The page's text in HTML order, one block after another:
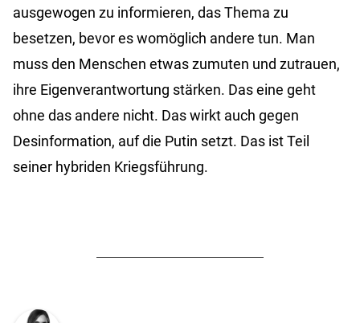
ausgewogen zu informieren, das Thema zu
besetzen, bevor es womöglich andere tun. Man
muss den Menschen etwas zumuten und zutrauen,
ihre Eigenverantwortung stärken. Das eine geht
ohne das andere nicht. Das wirkt auch gegen
Desinformation, auf die Putin setzt. Das ist Teil
seiner hybriden Kriegsführung.